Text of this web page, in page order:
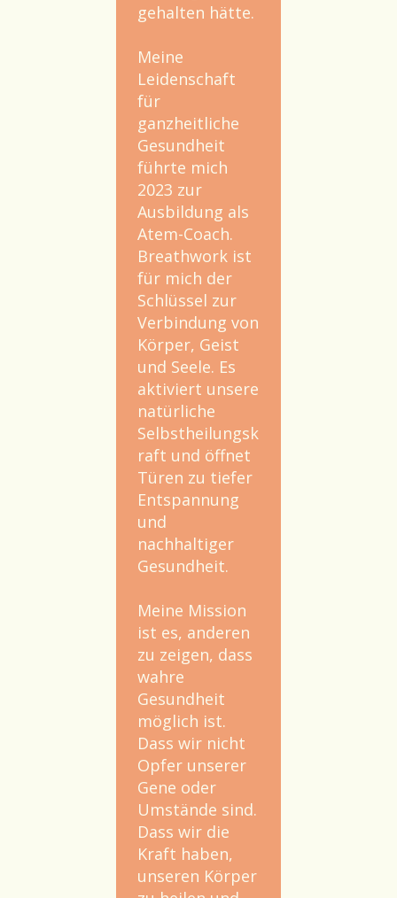
gehalten hätte.
Meine
Leidenschaft
für
ganzheitliche
Gesundheit
führte mich
2023 zur
Ausbildung als
Atem-Coach.
Breathwork ist
für mich der
Schlüssel zur
Verbindung von
Körper, Geist
und Seele. Es
aktiviert unsere
natürliche
Selbstheilungsk
raft und öffnet
Türen zu tiefer
Entspannung
und
nachhaltiger
Gesundheit.
Meine Mission
ist es, anderen
zu zeigen, dass
wahre
Gesundheit
möglich ist.
Dass wir nicht
Opfer unserer
Gene oder
Umstände sind.
Dass wir die
Kraft haben,
unseren Körper